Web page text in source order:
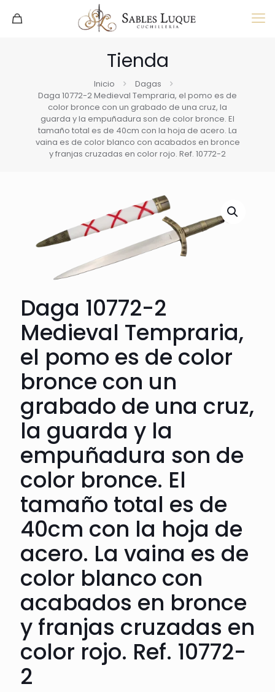
Tienda
Inicio
Dagas
Daga 10772-2 Medieval Tempraria, el pomo es de
color bronce con un grabado de una cruz, la
guarda y la empuñadura son de color bronce. El
tamaño total es de 40cm con la hoja de acero. La
vaina es de color blanco con acabados en bronce
y franjas cruzadas en color rojo. Ref. 10772-2
Daga 10772-2
Medieval Tempraria,
el pomo es de color
bronce con un
grabado de una cruz,
la guarda y la
empuñadura son de
color bronce. El
tamaño total es de
40cm con la hoja de
acero. La vaina es de
color blanco con
acabados en bronce
y franjas cruzadas en
color rojo. Ref. 10772-
2